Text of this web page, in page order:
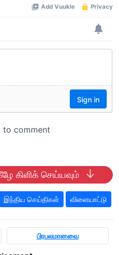
கிளிக் செய்யவும்
இந்திய செய்திகள் விளையாட்டு
பிரபலமானவை